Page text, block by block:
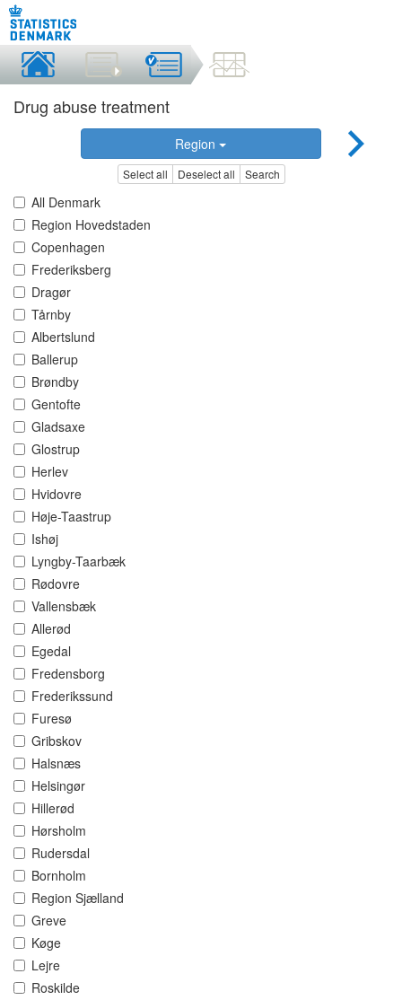
Drug abuse treatment
Region
Select all Deselect all Search
All Denmark
Region Hovedstaden
Copenhagen
Frederiksberg
Dragør
Tårnby
Albertslund
Ballerup
Brøndby
Gentofte
Gladsaxe
Glostrup
Herlev
Hvidovre
Høje-Taastrup
Ishøj
Lyngby-Taarbæk
Rødovre
Vallensbæk
Allerød
Egedal
Fredensborg
Frederikssund
Furesø
Gribskov
Halsnæs
Helsingør
Hillerød
Hørsholm
Rudersdal
Bornholm
Region Sjælland
Greve
Køge
Lejre
Roskilde